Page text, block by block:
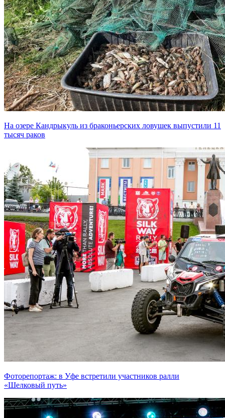
На озере Кандрыкуль из браконьерских ловушек выпустили 11
тысяч раков
Фоторепортаж: в Уфе встретили участников ралли
«Шелковый путь»